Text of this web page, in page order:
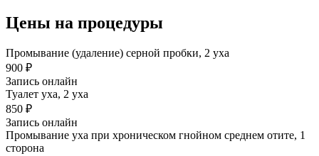
Цены на процедуры
Промывание (удаление) серной пробки, 2 уха
900 ₽
Запись онлайн
Туалет уха, 2 уха
850 ₽
Запись онлайн
Промывание уха при хроническом гнойном среднем отите, 1
сторона